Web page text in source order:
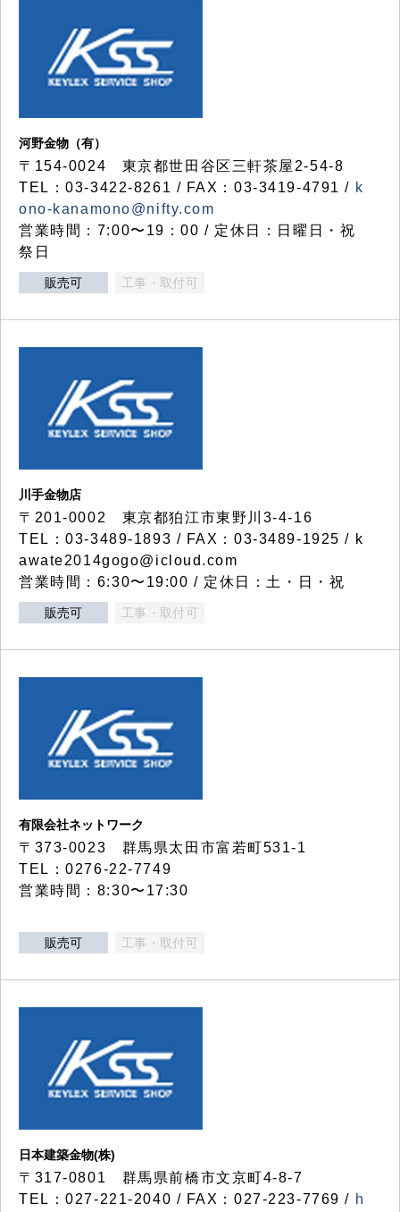
河野金物（有）
〒154-0024 東京都世田谷区三軒茶屋2-54-8
TEL：03-3422-8261 / FAX：03-3419-4791 / k
ono-kanamono@nifty.com
営業時間：7:00〜19：00 / 定休日：日曜日・祝
祭日
販売可 工事・取付可
川手金物店
〒201-0002 東京都狛江市東野川3-4-16
TEL：03-3489-1893 / FAX：03-3489-1925 / k
awate2014gogo@icloud.com
営業時間：6:30〜19:00 / 定休日：土・日・祝
販売可 工事・取付可
有限会社ネットワーク
〒373-0023 群馬県太田市富若町531-1
TEL：0276-22-7749
営業時間：8:30〜17:30
販売可 工事・取付可
日本建築金物(株)
〒317‐0801 群馬県前橋市文京町4-8-7
TEL：027-221-2040 / FAX：027-223-7769 / h